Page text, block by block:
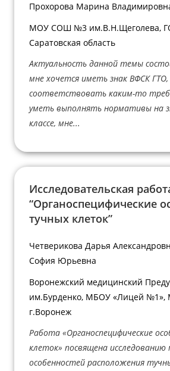
Прохорова Марина
МОУ СОШ №3 им.В.Н.Щеголева,
Саратовская область
Актуальность данной темы
мне хочется иметь знак ВФСК
соответствовать каким-то
уметь выполнять нормативы на
классе, мне...
Исследовательская
“Органоспецифические
тучных клеток”
Четверикова Дарья
София Юрьевна
Воронежский медицинский
им.Бурденко, МБОУ «Лицей
г.Воронеж
Работа «Органоспецифические
клеток» посвящена исследованию
особенностей расположения